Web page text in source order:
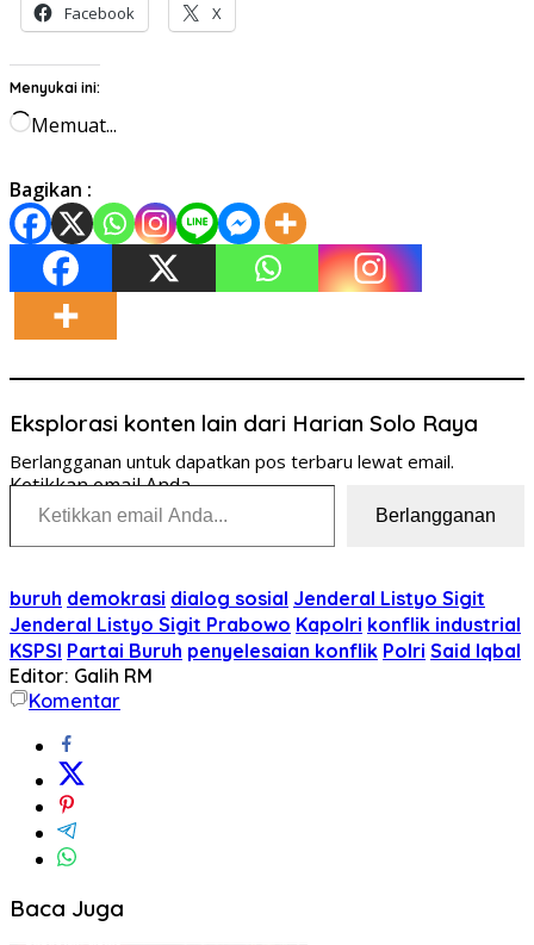
Facebook X
Menyukai ini:
Memuat...
Bagikan :
Eksplorasi konten lain dari Harian Solo Raya
Berlangganan untuk dapatkan pos terbaru lewat email.
Ketikkan email Anda...
Berlangganan
buruh demokrasi dialog sosial Jenderal Listyo Sigit
Jenderal Listyo Sigit Prabowo Kapolri konflik industrial
KSPSI Partai Buruh penyelesaian konflik Polri Said Iqbal
Editor: Galih RM
Komentar
Baca Juga